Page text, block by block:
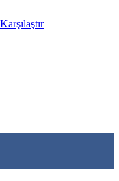
Karşılaştır